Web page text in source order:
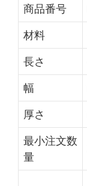
商品番号
材料
長さ
幅
厚さ
最小注文数
量